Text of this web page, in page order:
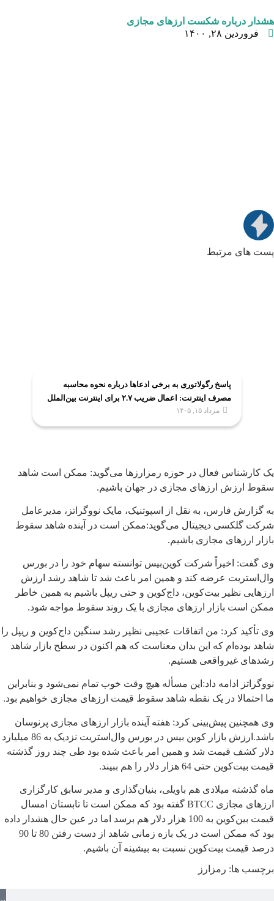
هشدار درباره شکست ارزهای مجازی
فروردین ۲۸, ۱۴۰۰
پست های مرتبط
پاسخ رگولاتوری به برخی ادعاها درباره نحوه محاسبه
مصرف اینترنت: اعمال ضریب ۲.۷ برای اینترنت بین‌الملل
صحت ندارد
مرداد ۱۵, ۱۴۰۵
یک کارشناس فعال در حوزه رمزارزها می‌گوید: ممکن است شاهد
سقوط ارزش ارزهای مجازی در جهان باشیم.
به گزارش فارس، به نقل از اسپوتنیک، مایک نووگراتز، مدیرعامل
شرکت گلکسی دیجیتال می‌گوید:‌ممکن است در آینده شاهد سقوط
بازار ارزهای مجازی باشیم.
وی گفت: اخیراً شرکت کوین‌بیس توانسته سهام خود را در بورس
وال‌استریت عرضه کند و همین امر باعث شد تا شاهد رشد ارزش
ارزهایی نظیر بیت‌کوین، ‌داج‌کوین و حتی ریپل باشیم به همین خاطر
ممکن است بازار ارزهای مجازی با یک روند سقوط مواجه شود.
وی تأکید کرد: من اتفاقات عجیبی نظیر رشد سنگین داج‌کوین و ریپل را
شاهد بوده‌ام که این بدان معناست که هم اکنون در سطح بازار شاهد
رشدهای غیرواقعی هستیم.
نووگراتز ادامه داد:‌این مسأله هیچ وقت خوب تمام نمی‌شود و بنابراین
ما احتمالا در یک نقطه شاهد سقوط قیمت ارزهای مجازی خواهیم بود.
وی همچنین پیش‌بینی کرد: هفته آینده بازار ارزهای مجازی پرنوسان
باشد.ارزش بازار کوین بیس در بورس وال‌استریت نزدیک به 86 میلیارد
دلار کشف قیمت شد و همین امر باعث شده بود طی چند روز گذشته
قیمت بیت‌کوین حتی 64 هزار دلار را هم ببیند.
ماه گذشته میلادی هم باویلی، بنیان‌گذاری و مدیر سابق کارگزاری
ارزهای مجازی BTCC گفته بود که ممکن است تا تابستان امسال
قیمت بین‌کوین به 100 هزار دلار هم برسد اما در عین حال هشدار داده
بود که ممکن است در یک بازه زمانی شاهد از دست رفتن 80 تا 90
درصد قیمت بیت‌کوین نسبت به بیشینه آن باشیم.
برچسب ها: رمزارز